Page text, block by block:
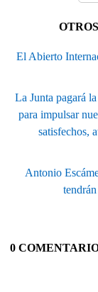
El Abierto
La Junta pagará
para impulsar
satisfechos,
Antonio
0